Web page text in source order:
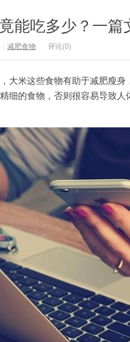
能吃多少？一篇
减肥食物 评论(0)
大米这些食物有助于减肥瘦
细的食物，否则很容易导致